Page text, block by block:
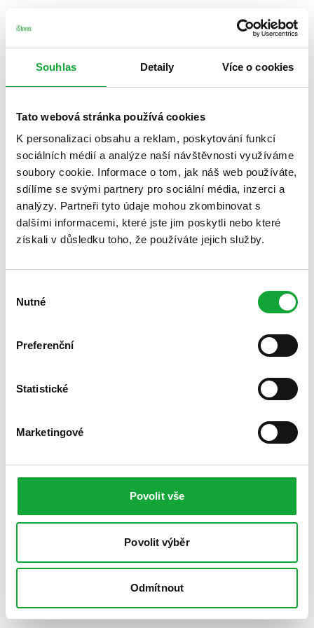
Souhlas Detaily Více o cookies
Tato webová stránka používá cookies
K personalizaci obsahu a reklam, poskytování funkcí
sociálních médií a analýze naší návštěvnosti využíváme
soubory cookie. Informace o tom, jak náš web používáte,
sdílíme se svými partnery pro sociální média, inzerci a
analýzy. Partneři tyto údaje mohou zkombinovat s
dalšími informacemi, které jste jim poskytli nebo které
získali v důsledku toho, že používáte jejich služby.
souhlasu
Nutné
Preferenční
Statistické
Marketingové
Povolit vše
Povolit výběr
Odmítnout